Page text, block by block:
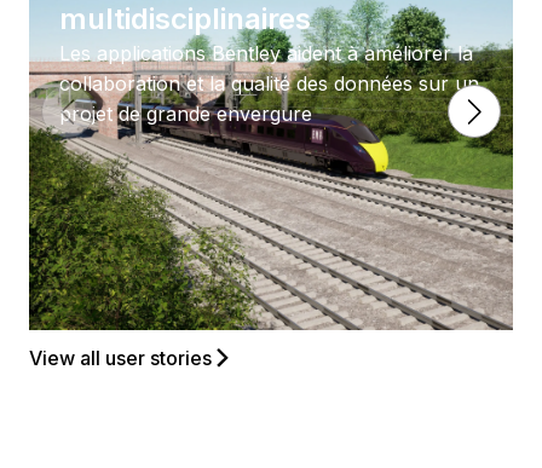
multidisciplinaires
Les applications Bentley aident à améliorer la
collaboration et la qualité des données sur un
projet de grande envergure
View all user stories